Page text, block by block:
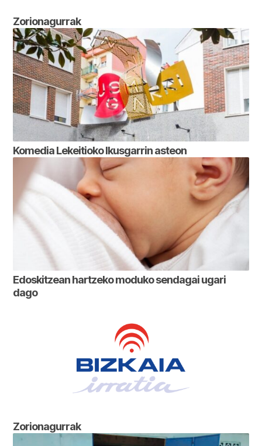
Zorionagurrak
Komedia Lekeitioko Ikusgarrin asteon
Edoskitzean hartzeko moduko sendagai ugari
dago
Zorionagurrak